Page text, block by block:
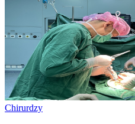
Chirurdzy